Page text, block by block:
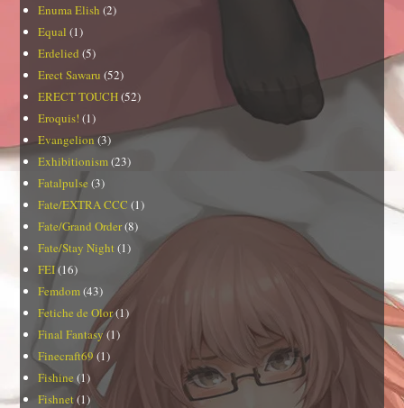
Enuma Elish (2)
Equal (1)
Erdelied (5)
Erect Sawaru (52)
ERECT TOUCH(52)
Eroquis! (1)
Evangelion(3)
Exhibitionism(23)
Fatalpulse (3)
Fate/EXTRA CCC (1)
Fate/Grand Order(8)
Fate/Stay Night (1)
FEI(16)
Femdom(43)
Fetiche de Olor(1)
Final Fantasy(1)
Finecraft69(1)
Fishine (1)
Fishnet(1)